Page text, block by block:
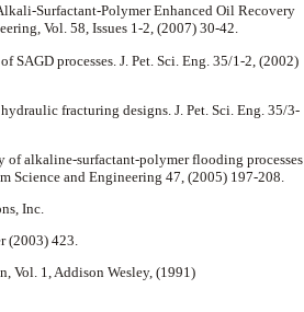
Surfactant-Polymer Enhanced Oil Recovery
Vol. 58, Issues 1-2, (2007) 30-42.
SAGD processes. J. Pet. Sci. Eng. 35/1-2, (2002)
fracturing designs. J. Pet. Sci. Eng. 35/3-
of alkaline-surfactant-polymer flooding processes
Science and Engineering 47, (2005) 197-208.
Inc.
(2003) 423.
Vol. 1, Addison Wesley, (1991)